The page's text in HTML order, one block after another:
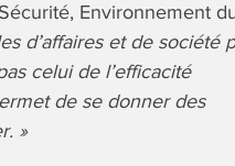
Environnement
d’affaires et de société
celui de l’efficacité
de se donner des
»